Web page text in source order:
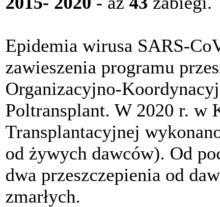
Epidemia wirusa SARS-
zawieszenia programu
Organizacyjno-
Poltransplant. W 2020 r.
Transplantacyjnej
od żywych dawców). Od
dwa przeszczepienia od
zmarłych.